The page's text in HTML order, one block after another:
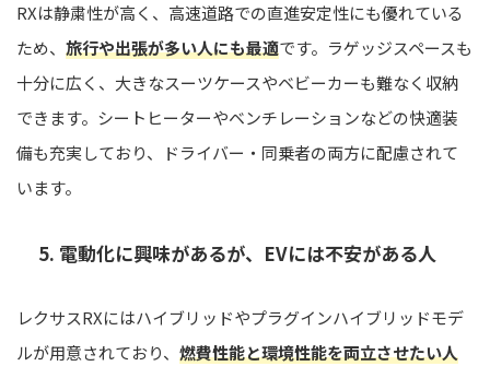
RXは静粛性が高く、高速道路での直進安定性にも優れている
ため、 旅行や出張が多い人にも最適です。ラゲッジスペースも
十分に広く、大きなスーツケースやベビーカーも難なく収納
できます。シートヒーターやベンチレーションなどの快適装
備も充実しており、ドライバー・同乗者の両方に配慮されて
います。
5. 電動化に興味があるが、EVには不安がある人
レクサスRXにはハイブリッドやプラグインハイブリッドモデ
ルが用意されており、 燃費性能と環境性能を両立させたい人